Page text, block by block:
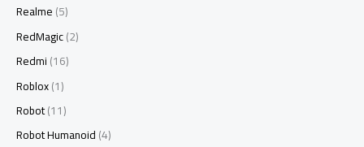
Realme(5)
RedMagic(2)
Redmi(16)
Roblox(1)
Robot(11)
Robot Humanoid(4)